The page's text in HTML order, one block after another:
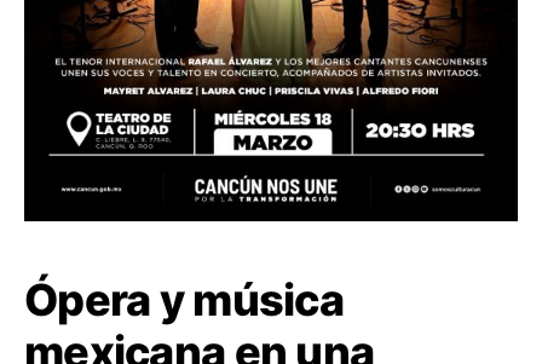
Ópera y música
mexicana en una